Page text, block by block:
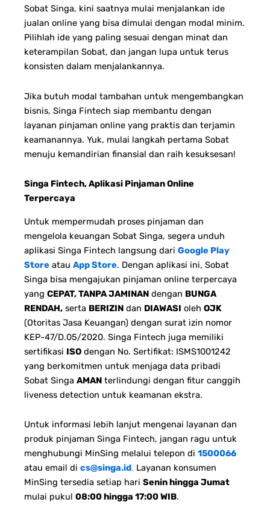
Sobat Singa, kini saatnya mulai menjalankan ide
jualan online yang bisa dimulai dengan modal minim.
Pilihlah ide yang paling sesuai dengan minat dan
keterampilan Sobat, dan jangan lupa untuk terus
konsisten dalam menjalankannya.
Jika butuh modal tambahan untuk mengembangkan
bisnis, Singa Fintech siap membantu dengan
layanan pinjaman online yang praktis dan terjamin
keamanannya. Yuk, mulai langkah pertama Sobat
menuju kemandirian finansial dan raih kesuksesan!
Singa Fintech, Aplikasi Pinjaman Online
Terpercaya
Untuk mempermudah proses pinjaman dan
mengelola keuangan Sobat Singa, segera unduh
aplikasi Singa Fintech langsung dari Google Play
Store atau App Store. Dengan aplikasi ini, Sobat
Singa bisa mengajukan pinjaman online terpercaya
yang CEPAT, TANPA JAMINAN dengan BUNGA
RENDAH, serta BERIZIN dan DIAWASI oleh OJK
(Otoritas Jasa Keuangan) dengan surat izin nomor
KEP-47/D.05/2020. Singa Fintech juga memiliki
sertifikasi ISO dengan No. Sertifikat: ISMS1001242
yang berkomitmen untuk menjaga data pribadi
Sobat Singa AMAN terlindungi dengan fitur canggih
liveness detection untuk keamanan ekstra.
Untuk informasi lebih lanjut mengenai layanan dan
produk pinjaman Singa Fintech, jangan ragu untuk
menghubungi MinSing melalui telepon di 1500066
atau email di cs@singa.id. Layanan konsumen
MinSing tersedia setiap hari Senin hingga Jumat
mulai pukul 08:00 hingga 17:00 WIB.